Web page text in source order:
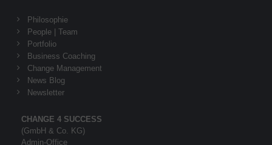
Philosophie
People | Team
Portfolio
Business Coaching
Change Management
News Blog
Newsletter
CHANGE 4 SUCCESS
(GmbH & Co. KG)
Admin-Office